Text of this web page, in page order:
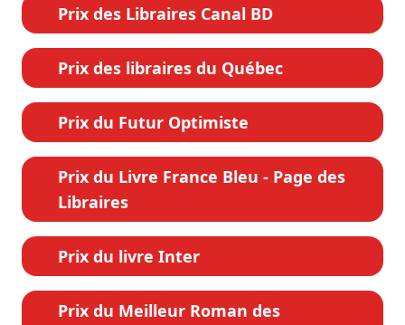
Prix des Libraires Canal BD
Prix des libraires du Québec
Prix du Futur Optimiste
Prix du Livre France Bleu - Page des
Libraires
Prix du livre Inter
Prix du Meilleur Roman des